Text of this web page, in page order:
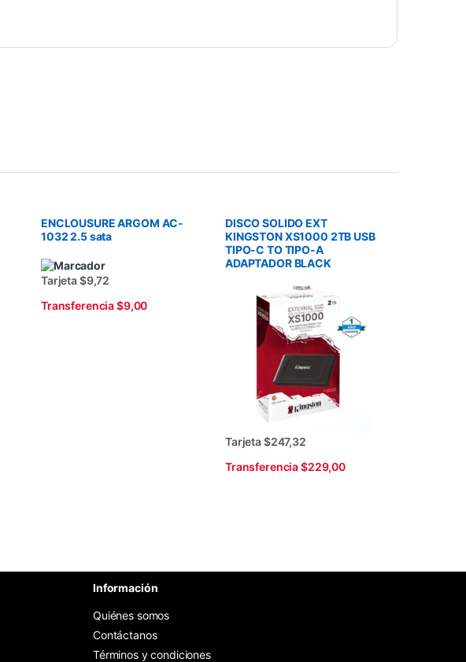
ENCLOUSURE ARGOM AC-
1032 2.5 sata
Tarjeta $9,72
Transferencia $9,00
DISCO SOLIDO EXT
KINGSTON XS1000 2TB USB
TIPO-C TO TIPO-A
ADAPTADOR BLACK
Tarjeta $247,32
Transferencia $229,00
Información
Quiénes somos
Contáctanos
Términos y condiciones